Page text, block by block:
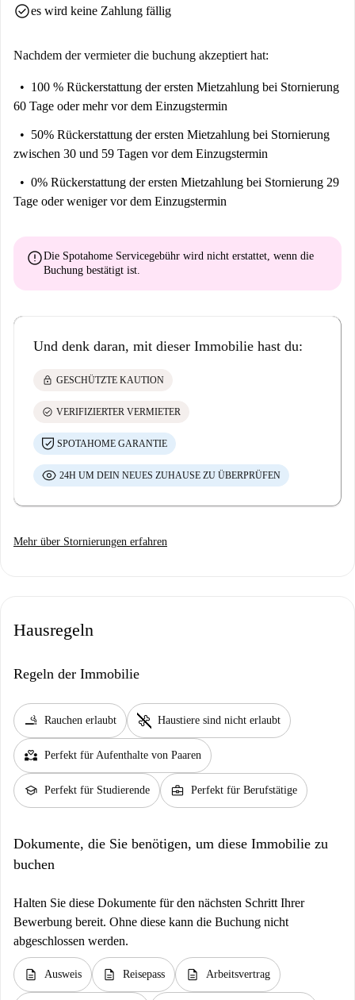
check_circlees wird keine Zahlung fällig
Nachdem der vermieter die buchung akzeptiert hat:
100 % Rückerstattung der ersten Mietzahlung bei Stornierung
60 Tage oder mehr vor dem Einzugstermin
50% Rückerstattung der ersten Mietzahlung bei Stornierung
zwischen 30 und 59 Tagen vor dem Einzugstermin
0% Rückerstattung der ersten Mietzahlung bei Stornierung 29
Tage oder weniger vor dem Einzugstermin
errorDie Spotahome Servicegebühr wird nicht erstattet, wenn die
Buchung bestätigt ist.
Und denk daran, mit dieser Immobilie hast du:
lock GESCHÜTZTE KAUTION
check_circle VERIFIZIERTER VERMIETER
SPOTAHOME GARANTIE
24H UM DEIN NEUES ZUHAUSE ZU ÜBERPRÜFEN
Mehr über Stornierungen erfahren
Hausregeln
Regeln der Immobilie
smoking_rooms Rauchen erlaubt pet_supplies Haustiere sind nicht erlaubt
partner_heart Perfekt für Aufenthalte von Paaren
school Perfekt für Studierende business_center Perfekt für Berufstätige
Dokumente, die Sie benötigen, um diese Immobilie zu
buchen
Halten Sie diese Dokumente für den nächsten Schritt Ihrer
Bewerbung bereit. Ohne diese kann die Buchung nicht
abgeschlossen werden.
description Ausweis description Reisepass description Arbeitsvertrag